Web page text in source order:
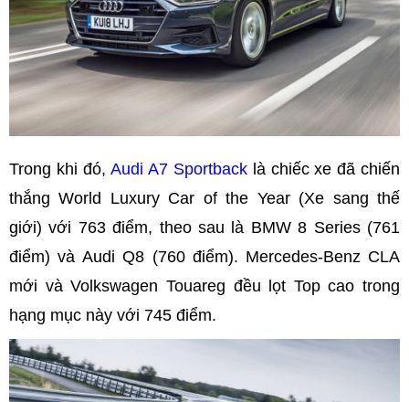
Trong khi đó,Audi A7 Sportback là chiếc xe đã chiến
thắng World Luxury Car of the Year (Xe sang thế
giới) với 763 điểm, theo sau là BMW 8 Series (761
điểm) và Audi Q8 (760 điểm). Mercedes-Benz CLA
mới và Volkswagen Touareg đều lọt Top cao trong
hạng mục này với 745 điểm.